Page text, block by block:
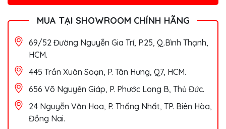
MUA TẠI SHOWROOM CHÍNH HÃNG
69/52 Đường Nguyễn Gia Trí, P.25, Q.Bình Thạnh,
HCM.
445 Trần Xuân Soạn, P. Tân Hưng, Q7, HCM.
656 Võ Nguyên Giáp, P. Phước Long B, Thủ Đức.
24 Nguyễn Văn Hoa, P. Thống Nhất, TP. Biên Hòa,
Đồng Nai.